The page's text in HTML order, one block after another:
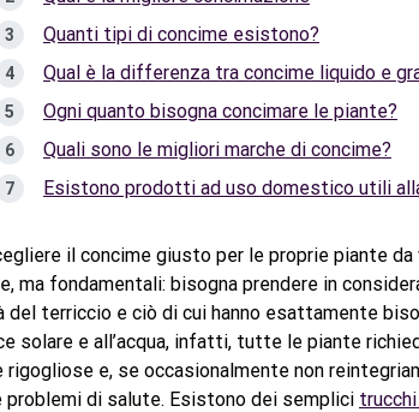
Quanti tipi di concime esistono?
Qual è la differenza tra concime liquido e
Ogni quanto bisogna concimare le piante?
Quali sono le migliori marche di concime?
Esistono prodotti ad uso domestico utili
il concime giusto per le proprie piante
ma fondamentali: bisogna prendere in
del terriccio e ciò di cui hanno esattamente
solare e all’acqua, infatti, tutte le piante
rigogliose e, se occasionalmente non
problemi di salute. Esistono dei semplici